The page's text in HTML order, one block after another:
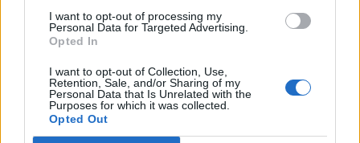
I want to opt-out of processing my
Personal Data for Targeted Advertising.
Opted In
I want to opt-out of Collection, Use,
Retention, Sale, and/or Sharing of my
Personal Data that Is Unrelated with the
Purposes for which it was collected.
Opted Out
F: Inwiefern ist die Modeindustrie feministisch – und kann
sie das überhaupt sein?
SO: Sie kann feministisch sein, wenn sie Frauen stärkt,
Vielfalt feiert und faire Bedingungen schafft. Es ist ein
Prozess und wir alle haben darin eine Rolle.